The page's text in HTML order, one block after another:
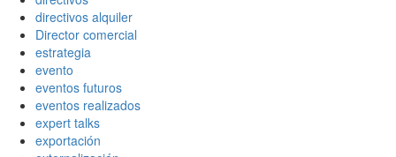
directivos alquiler
Director comercial
estrategia
evento
eventos futuros
eventos realizados
expert talks
exportación